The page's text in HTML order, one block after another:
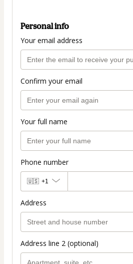
Personal info
Your email address
Confirm your email
Your full name
Phone number
🇺🇸 +1
Address
Address line 2 (optional)